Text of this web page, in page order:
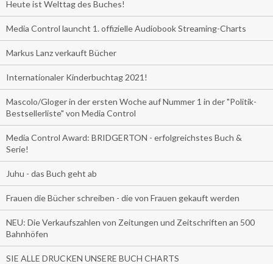
Heute ist Welttag des Buches!
Media Control launcht 1. offizielle Audiobook Streaming-Charts
Markus Lanz verkauft Bücher
Internationaler Kinderbuchtag 2021!
Mascolo/Gloger in der ersten Woche auf Nummer 1 in der "Politik-
Bestsellerliste" von Media Control
Media Control Award: BRIDGERTON - erfolgreichstes Buch &
Serie!
Juhu - das Buch geht ab
Frauen die Bücher schreiben - die von Frauen gekauft werden
NEU: Die Verkaufszahlen von Zeitungen und Zeitschriften an 500
Bahnhöfen
SIE ALLE DRUCKEN UNSERE BUCH CHARTS